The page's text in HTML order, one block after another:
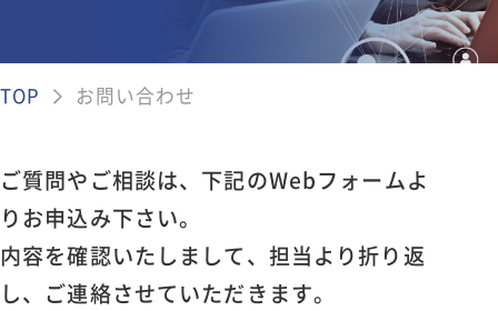
金融証券データソリューション
弊社の取組み
ライフワークバランスと福利厚生・社内
社員を知る
新卒採用
キャリア採用
お問い合わせ
TOP お問い合わせ
ご質問やご相談は、下記のWebフォームよ
りお申込み下さい。
内容を確認いたしまして、担当より折り返
し、ご連絡させていただきます。